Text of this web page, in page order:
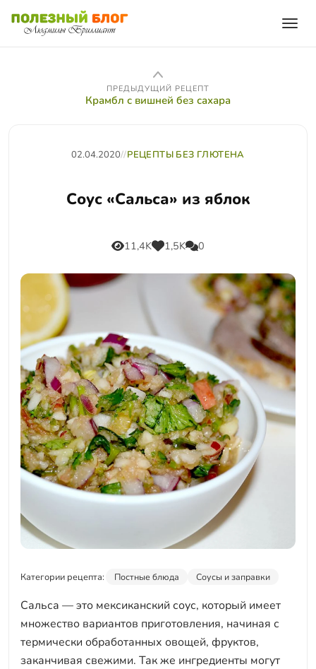
ПРЕДЫДУЩИЙ РЕЦЕПТ
Крамбл с вишней без сахара
02.04.2020//РЕЦЕПТЫ БЕЗ ГЛЮТЕНА
Соус «Сальса» из яблок
11,4K 1,5K 0
Категории рецепта: Постные блюда Соусы и заправки
Сальса — это мексиканский соус, который имеет
множество вариантов приготовления, начиная с
термически обработанных овощей, фруктов,
заканчивая свежими. Так же ингредиенты могут